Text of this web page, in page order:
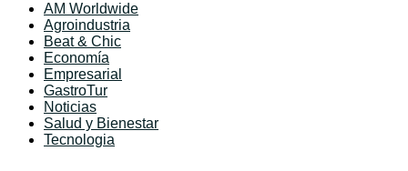
AM Worldwide
Agroindustria
Beat & Chic
Economía
Empresarial
GastroTur
Noticias
Salud y Bienestar
Tecnologia